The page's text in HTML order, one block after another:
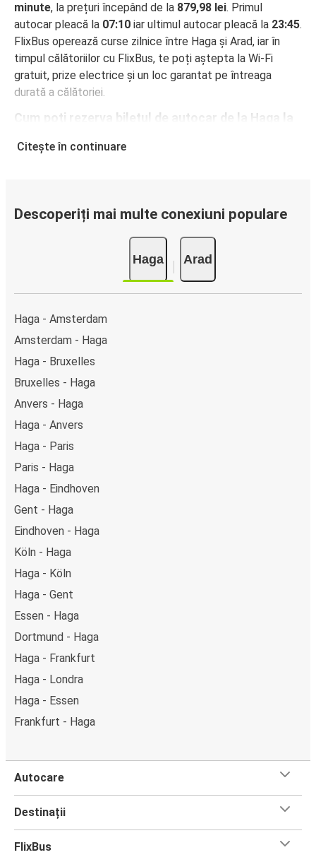
minute, la prețuri începând de la 879,98 lei. Primul
autocar pleacă la 07:10 iar ultimul autocar pleacă la 23:45.
FlixBus operează curse zilnice între Haga și Arad, iar în
timpul călătoriilor cu FlixBus, te poți aștepta la Wi-Fi
gratuit, prize electrice și un loc garantat pe întreaga
durată a călătoriei.
Cum poți rezerva biletul de autocar de la Haga la
clicuri. La achiziționarea online a unui bilet pe ruta Haga-
Pay. Alternativ, poți plăti în numerar la bordul autocarelor
sau la unul din punctele de vânzare.
Citește în continuare
Descoperiți mai multe conexiuni populare
Haga Arad
Haga - Amsterdam
Amsterdam - Haga
Haga - Bruxelles
Bruxelles - Haga
Anvers - Haga
Haga - Anvers
Haga - Paris
Paris - Haga
Haga - Eindhoven
Gent - Haga
Eindhoven - Haga
Köln - Haga
Haga - Köln
Haga - Gent
Essen - Haga
Dortmund - Haga
Haga - Frankfurt
Haga - Londra
Haga - Essen
Frankfurt - Haga
Autocare
Destinații
FlixBus